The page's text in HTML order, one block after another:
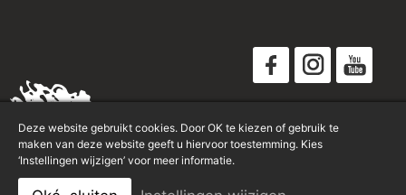
Privacyverklaring
Deze website gebruikt cookies. Door OK te kiezen of gebruik te
maken van deze website geeft u hiervoor toestemming. Kies
‘Instellingen wijzigen’ voor meer informatie.